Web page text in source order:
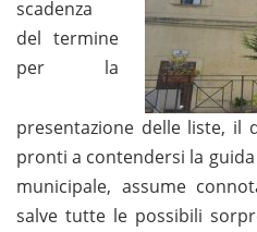
scadenza
del termine
per la
presentazione delle liste, il
pronti a contendersi la
municipale, assume
salve tutte le possibili